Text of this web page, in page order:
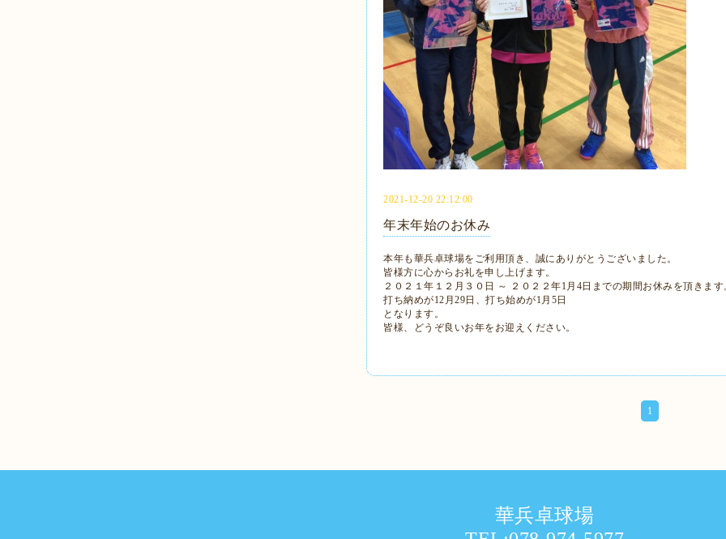
2021-12-20 22:12:00
年末年始のお休み
本年も華兵卓球場をご利用頂き、誠にありがとうございました。
皆様方に心からお礼を申し上げます。
２０２１年１２月３０日 ～ ２０２２年1月4日までの期間お休みを頂きます
打ち納めが12月29日、打ち始めが1月5日
となります。
皆様、どうぞ良いお年をお迎えください。
1
華兵卓球場